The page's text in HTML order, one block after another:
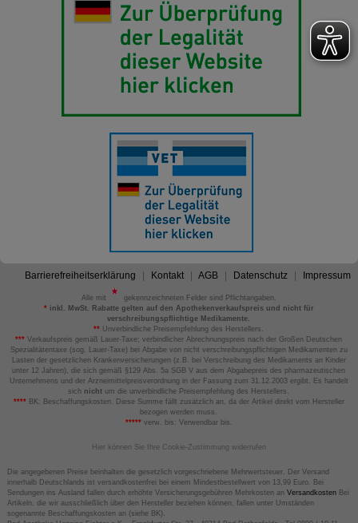
Barrierefreiheitserklärung Kontakt AGB Datenschutz Impressum
Alle mit
gekennzeichneten Felder sind Pflichtangaben.
*inkl. MwSt. Rabatte gelten auf den Apothekenverkaufspreis und nicht für
verschreibungspflichtige Medikamente.
** Unverbindliche Preisempfehlung des Herstellers.
*** Verkaufspreis gemäß Lauer-Taxe; verbindlicher Abrechnungspreis nach der Großen Deutschen
Spezialitätentaxe (sog. Lauer-Taxe) bei Abgabe von nicht verschreibungspflichtigen Medikamenten zu
Lasten der gesetzlichen Krankenversicherungen (z.B. bei Verschreibung des Medikaments an Kinder
unter 12 Jahren), die sich gemäß §129 Abs. 5a SGB V aus dem Abgabepreis des pharmazeutischen
Unternehmens und der Arzneimittelpreisverordnung in der Fassung zum 31.12.2003 ergibt. Es handelt
sich nicht um die unverbindliche Preisempfehlung des Herstellers.
****BK: Beschaffungskosten. Diese Summe fällt zusätzlich an, da der Artikel direkt vom Hersteller
bezogen werden muss.
*****verw. bis: Verwendbar bis.
Hier können Sie Ihre Cookie-Zustimmung widerrufen
Die angegebenen Preise beinhalten die gesetzlich vorgeschriebene Mehrwertsteuer. Der Versand
innerhalb Deutschlands ist versandkostenfrei bei einem Mindestbestellwert von 13,99 Euro. Bei
Sendungen ins Ausland fallen durch erhöhte Versicherungsgebühren Mehrkosten an VersandkostenBei
Artikeln, die wir ausschließlich über den Hersteller beziehen können, fallen unter Umständen
sogenannte Beschaffungskosten an (siehe BK).